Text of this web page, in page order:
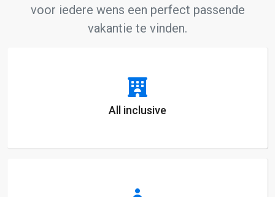
voor iedere wens een perfect passende
vakantie te vinden.
All inclusive